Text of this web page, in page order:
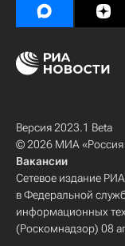
Версия 2023.1 Beta
© 2026 МИА «Россия
Вакансии
Сетевое издание
в Федеральной
информационных
(Роскомнадзор) 08